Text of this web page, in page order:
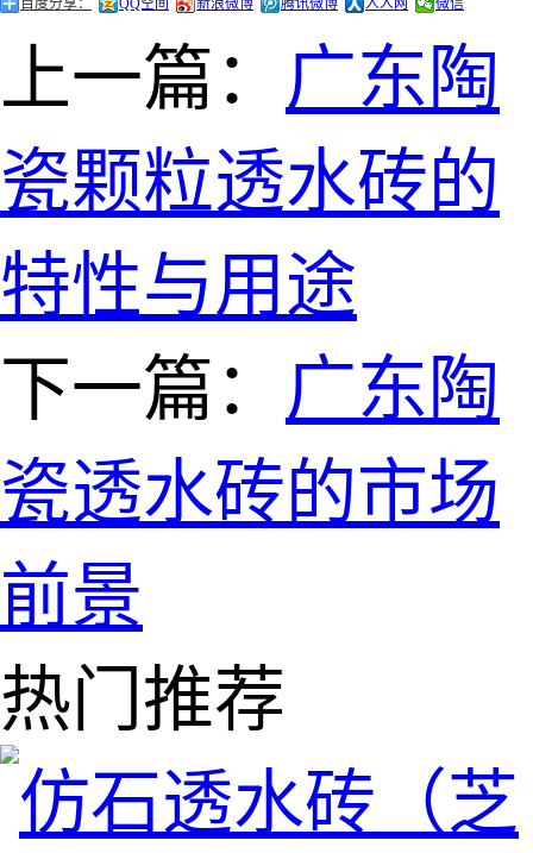
上一篇： 广东陶
瓷颗粒透水砖的
特性与用途
下一篇： 广东陶
瓷透水砖的市场
前景
热门推荐